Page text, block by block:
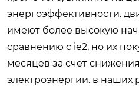
энергоэффективности.
имеют более высокую
сравнению с ie2, но их
месяцев за счет
электроэнергии. в наших